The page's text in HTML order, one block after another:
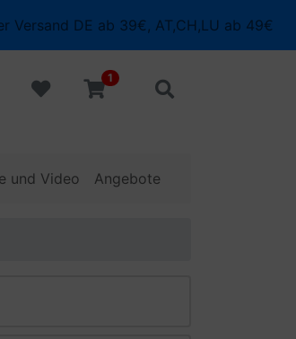
Versand DE ab 39€, AT,CH,LU ab 49€
1
und Video Angebote